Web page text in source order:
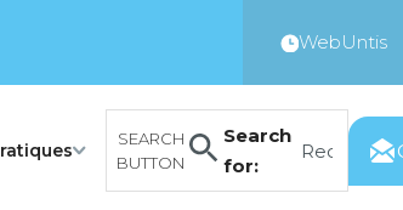
WebUntis
Search
for:
SEARCH
BUTTON